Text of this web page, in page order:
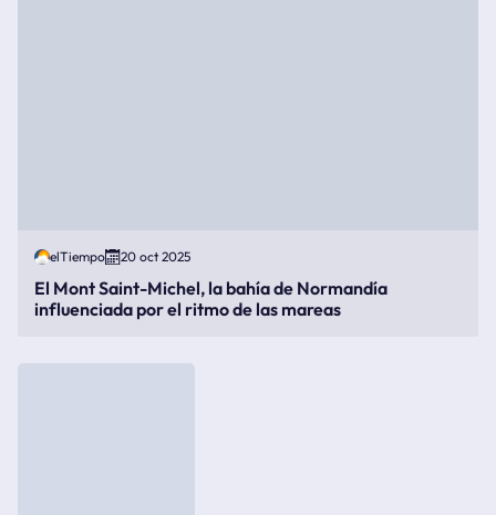
elTiempo 20 oct 2025
El Mont Saint-Michel, la bahía de Normandía
influenciada por el ritmo de las mareas